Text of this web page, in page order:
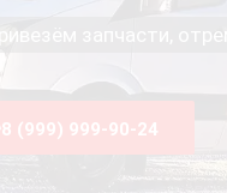
запчасти,
8 (999) 999-90-24